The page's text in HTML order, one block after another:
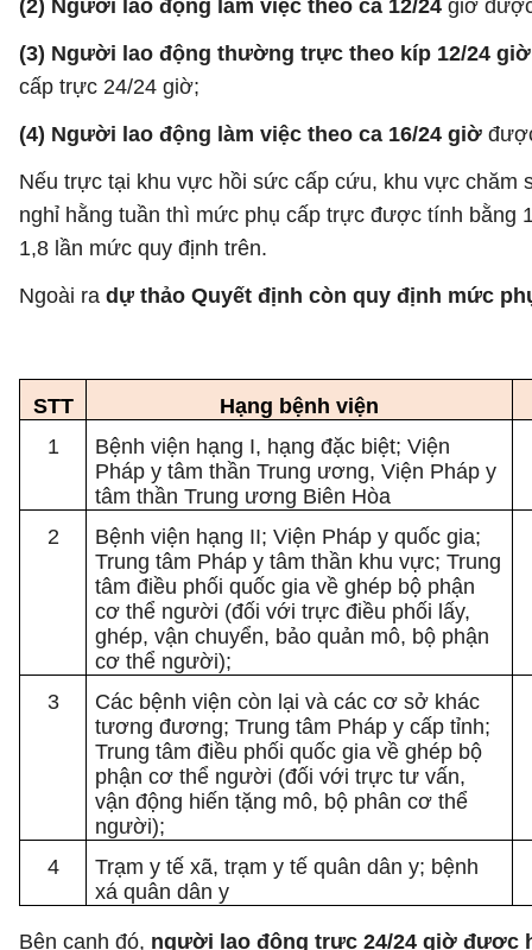
(2) Người lao động làm việc theo ca 12/24 giờ
(3) Người lao động thường trực theo kíp 12/24 giờ
cấp trực 24/24 giờ;
(4) Người lao động làm việc theo ca 16/24 giờ
Nếu trực tại khu vực hồi sức cấp cứu, khu vực
nghỉ hằng tuần thì mức phụ cấp trực được tính bằng
1,8 lần mức quy định trên.
Ngoài ra dự thảo Quyết định còn quy định mức
STT
Hạng bệnh viện
1
Bệnh viện hạng I, hạng đặc biệt; Viện
Pháp y tâm thần Trung ương, Viện Pháp y
tâm thần Trung ương Biên Hòa
2
Bệnh viện hạng II; Viện Pháp y quốc gia;
Trung tâm Pháp y tâm thần khu vực; Trung
tâm điều phối quốc gia về ghép bộ phận
cơ thể người (đối với trực điều phối lấy,
ghép, vận chuyển, bảo quản mô, bộ phận
cơ thể người);
3
Các bệnh viện còn lại và các cơ sở khác
tương đương; Trung tâm Pháp y cấp tỉnh;
Trung tâm điều phối quốc gia về ghép bộ
phận cơ thể người (đối với trực tư vấn,
vận động hiến tặng mô, bộ phân cơ thể
người);
4
Trạm y tế xã, trạm y tế quân dân y; bệnh
xá quân dân y
Bên cạnh đó, người lao động trực 24/24 giờ được